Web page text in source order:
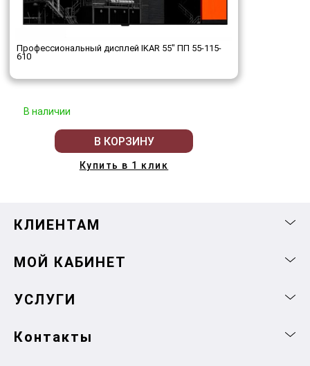
Профессиональный дисплей IKAR 55" ПП 55-115-
610
В наличии
В КОРЗИНУ
Купить в 1 клик
КЛИЕНТАМ
МОЙ КАБИНЕТ
УСЛУГИ
Контакты